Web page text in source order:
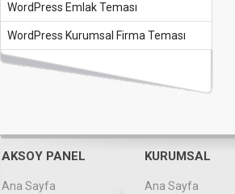
WordPress Emlak Teması
WordPress Kurumsal Firma Teması
AKSOY PANEL
Ana Sayfa
KURUMSAL
Ana Sayfa